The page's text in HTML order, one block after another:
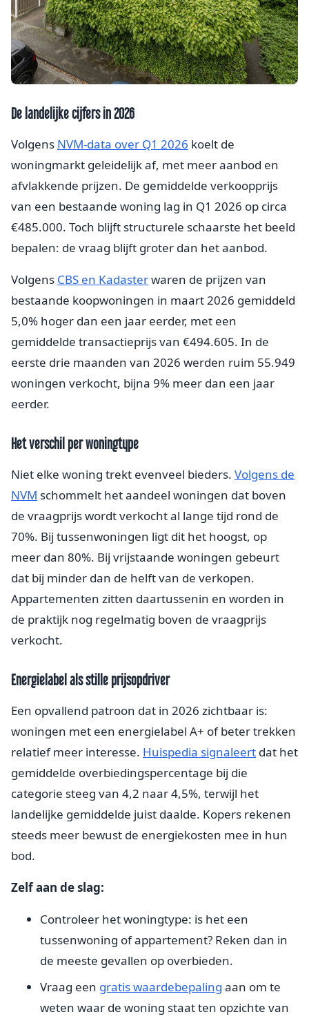
De landelijke cijfers in 2026
Volgens NVM-data over Q1 2026 koelt de
woningmarkt geleidelijk af, met meer aanbod en
afvlakkende prijzen. De gemiddelde verkoopprijs
van een bestaande woning lag in Q1 2026 op circa
€485.000. Toch blijft structurele schaarste het beeld
bepalen: de vraag blijft groter dan het aanbod.
Volgens CBS en Kadasterwaren de prijzen van
bestaande koopwoningen in maart 2026 gemiddeld
5,0% hoger dan een jaar eerder, met een
gemiddelde transactieprijs van €494.605. In de
eerste drie maanden van 2026 werden ruim 55.949
woningen verkocht, bijna 9% meer dan een jaar
eerder.
Het verschil per woningtype
Niet elke woning trekt evenveel bieders. Volgens de
NVM schommelt het aandeel woningen dat boven
de vraagprijs wordt verkocht al lange tijd rond de
70%. Bij tussenwoningen ligt dit het hoogst, op
meer dan 80%. Bij vrijstaande woningen gebeurt
dat bij minder dan de helft van de verkopen.
Appartementen zitten daartussenin en worden in
de praktijk nog regelmatig boven de vraagprijs
verkocht.
Energielabel als stille prijsopdriver
Een opvallend patroon dat in 2026 zichtbaar is:
woningen met een energielabel A+ of beter trekken
relatief meer interesse. Huispedia signaleert dat het
gemiddelde overbiedingspercentage bij die
categorie steeg van 4,2 naar 4,5%, terwijl het
landelijke gemiddelde juist daalde. Kopers rekenen
steeds meer bewust de energiekosten mee in hun
bod.
Zelf aan de slag:
Controleer het woningtype: is het een
tussenwoning of appartement? Reken dan in
de meeste gevallen op overbieden.
Vraag een gratis waardebepaling aan om te
weten waar de woning staat ten opzichte van